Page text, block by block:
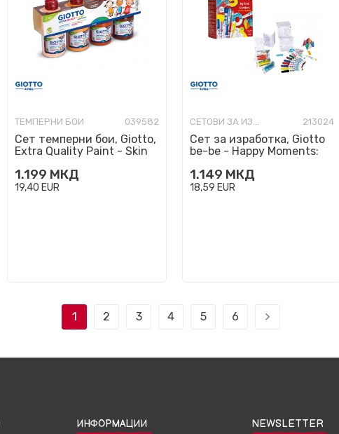
ТЕМПЕРНИ БОИ 039582
Сет темперни бои, Giotto,
Extra Quality Paint - Skin
1.199 МКД
19,40 EUR
СЕТОВИ ЗА ИЗРАБОТКА 213024
Сет за изработка, Giotto
be-be - Happy Moments:
1.149 МКД
18,59 EUR
1 2 3 4 5 6
ИНФОРМАЦИИ NEWSLETTER